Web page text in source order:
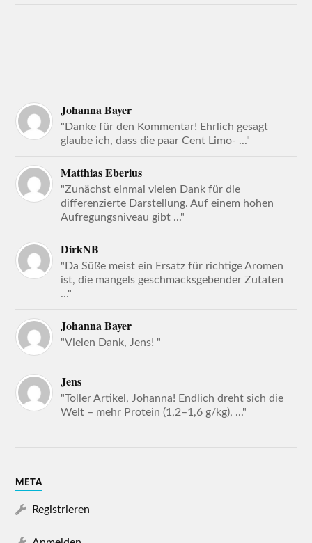
Johanna Bayer
"Danke für den Kommentar! Ehrlich gesagt
glaube ich, dass die paar Cent Limo- ..."
Matthias Eberius
"Zunächst einmal vielen Dank für die
differenzierte Darstellung. Auf einem hohen
Aufregungsniveau gibt ..."
DirkNB
"Da Süße meist ein Ersatz für richtige Aromen
ist, die mangels geschmacksgebender Zutaten
..."
Johanna Bayer
"Vielen Dank, Jens! "
Jens
"Toller Artikel, Johanna! Endlich dreht sich die
Welt – mehr Protein (1,2–1,6 g/kg), ..."
META
Registrieren